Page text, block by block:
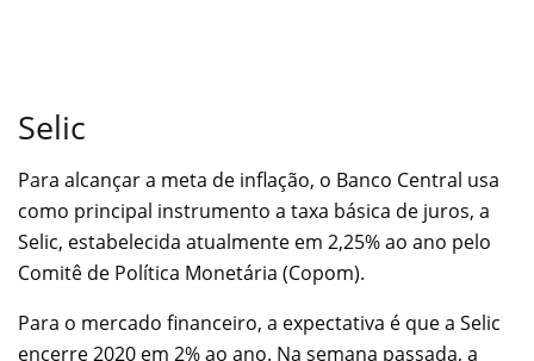
Selic
Para alcançar a meta de inflação, o Banco Central usa
como principal instrumento a taxa básica de juros, a
Selic, estabelecida atualmente em 2,25% ao ano pelo
Comitê de Política Monetária (Copom).
Para o mercado financeiro, a expectativa é que a Selic
encerre 2020 em 2% ao ano. Na semana passada, a